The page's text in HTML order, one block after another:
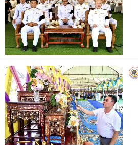
วิสัยทัศน์
อำนาจหน้าที่
โครงสร้างฝ่ายการเมือง
โครงสร้างส่วนราชการ
โครงสร้างโรงพยาบาลส่
โครงสร้างการบริหารงาน
แผนดำเนินงาน
ผลการดำเนินงาน
รายงานติดตามผลการด
รายงานติดตามผลการด
เงินสะสม
ความก้าวหน้าในการดำ
สรุปผลการจัดซื้อจัดจ้าง
รายงานผลการจัดซื้อจัด
รายงานผลการบริหารแ
หลักเกณฑ์การบริหารทรัพ
ประชาสัมพันธ์สภา
มติที่ประชุมสภา
รายงานการประชุมสภา
ประกาศจัดซื้อจัดจ้าง
สรุปผลการจัดซื้อจัดจ้าง
หนังสือราชการ
ประกาศเจตนารมณ์ นโ
แผนปฏิบัติการป้องกันการ
มาตรการส่งเสริมคุณธร
รายงานผลการดำเนินกา
รายงานผลการดำเนินก